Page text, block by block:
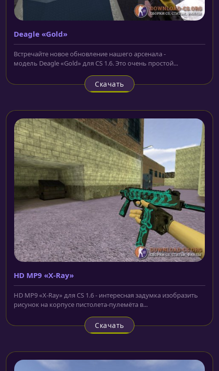
Deagle «Gold»
Встречaйте новое обновление нашего арсенала -
модель Deagle «Gold» для CS 1.6. Это очень простой...
Скачать
HD MP9 «X-Ray»
HD MP9 «X-Ray» для CS 1.6 - интересная задумка изобразить
рисунок на корпусе пистолета-пулемёта в...
Скачать